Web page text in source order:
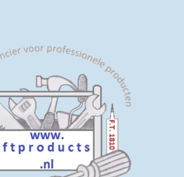
terras; de barcelona collectie heeft naast
balkonbakken in verschillende kleuren en maten
ook bijpassende haken. Zo kun je elke
buitenruimte voorzien van groen.
Gemaakt met
liefde voor de natuurEn niet te vergeten, de
barcelona balkonbak is gemaakt van 100%
gerecycled plastic. Hierdoor hoef je je geen
zorgen te maken over de impact op het milieu en
kun je met een gerust hart genieten van je
prachtige planten in deze mooie balkonbak.
Kortom, de barcelona balkonbak is de perfecte
toevoeging aan elke buitenruimte!